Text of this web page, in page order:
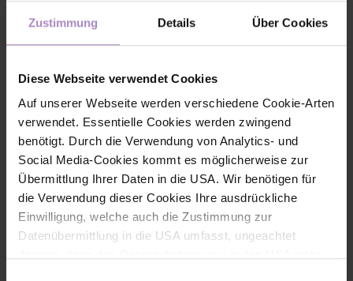
Zustimmung Details Über Cookies
Diese Webseite verwendet Cookies
Auf unserer Webseite werden verschiedene Cookie-Arten
verwendet. Essentielle Cookies werden zwingend
benötigt. Durch die Verwendung von Analytics- und
Social Media-Cookies kommt es möglicherweise zur
Übermittlung Ihrer Daten in die USA. Wir benötigen für
die Verwendung dieser Cookies Ihre ausdrückliche
Einwilligung, welche auch die Zustimmung zur
Datenübermittlung in die USA umfasst, ungeachtet
Get out together, grow together Getting people moving and
bringing them together - that’s the idea behind RAUS Collective.
In this interview, FHV students Teresa Hezel and Katharina Nitsch
explain how their idea grew into a community, what role the FHV
played in the process, and why genuine connections are more
important than peak athletic performance.